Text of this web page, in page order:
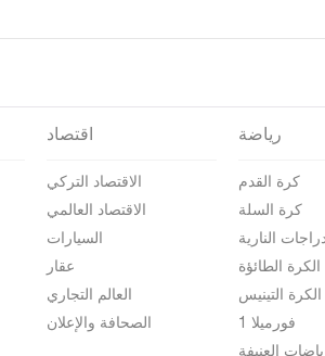
اقتصاد
الاقتصاد التركي
الاقتصاد العالمي
السيارات
عقار
العالم التجاري
الصحافة والإعلان
رياضة
كرة القدم
كرة السلة
النارية
الكرة الطائؤة
الكرة التينيس
فورميلا 1
العنيفة